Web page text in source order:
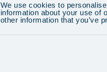
We use cookies to
information about your use of
other information that you’ve